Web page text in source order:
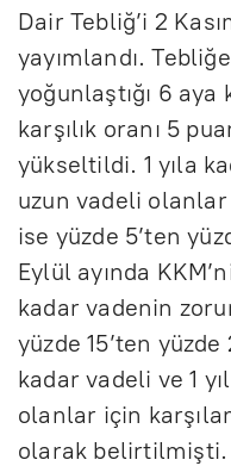
Dair Tebliğ’i 2
yayımlandı.
yoğunlaştığı 6
karşılık oranı 5
yükseltildi. 1 yıla
uzun vadeli olanlar
ise yüzde 5’ten
Eylül ayında
kadar vadenin
yüzde 15’ten
kadar vadeli ve 1
olanlar için
olarak belirtilmişti.